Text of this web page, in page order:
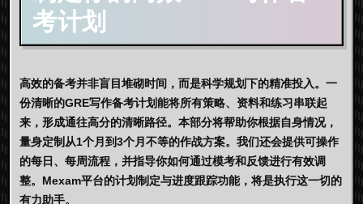
考计划
高效的备考并非盲目堆砌时间，而是科学规划下的精准投入。一
份清晰的GRE写作备考计划能将所有策略、资料和练习串联起
来，形成通往高分的清晰路径。本部分将帮助你根据自身情况，
量身定制从1个月到3个月不等的作战方案。我们还会提供可操作
的每日、每周流程，并指导你如何通过模考和反馈进行有效调
整。 Mexam平台的计划制定与进度跟踪功能，将是执行这一切的
有力助手。